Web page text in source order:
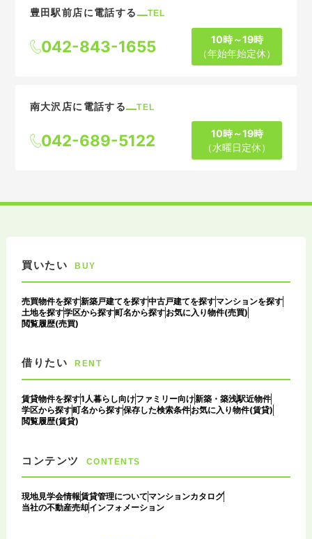
豊田駅前店に電話する TEL
042-843-1655
10時～19時
（年始年始定休）
南大沢店に電話する TEL
042-689-5122
10時～19時
（水曜日定休）
買いたい BUY
売買物件を探す新築戸建てを探す中古戸建てを探すマンションを探す
土地を探す学区から探す町名から探すお気に入り物件(売買)
閲覧履歴(売買)
借りたい RENT
賃貸物件を探す1人暮らし向けファミリー向け新築・築浅駅近物件
学区から探す町名から探す保存した検索条件お気に入り物件(賃貸)
閲覧履歴(賃貸)
コンテンツ CONTENTS
現地見学会情報賃貸管理について マンションカタログ
当社の不動産売却インフォメーション